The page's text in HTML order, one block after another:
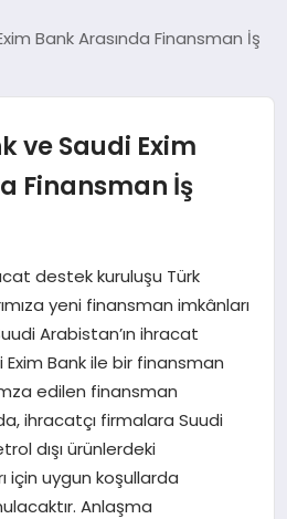
Bank Arasında Finansman İş
ve Saudi Exim
Finansman İş
destek kuruluşu Türk
yeni finansman imkânları
Arabistan’ın ihracat
Bank ile bir finansman
edilen finansman
ihracatçı firmalara Suudi
dışı ürünlerdeki
için uygun koşullarda
Anlaşma